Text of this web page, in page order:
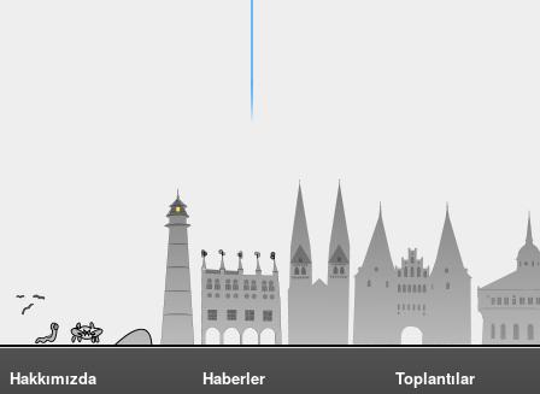
Hakkımızda
Haberler
Toplantılar